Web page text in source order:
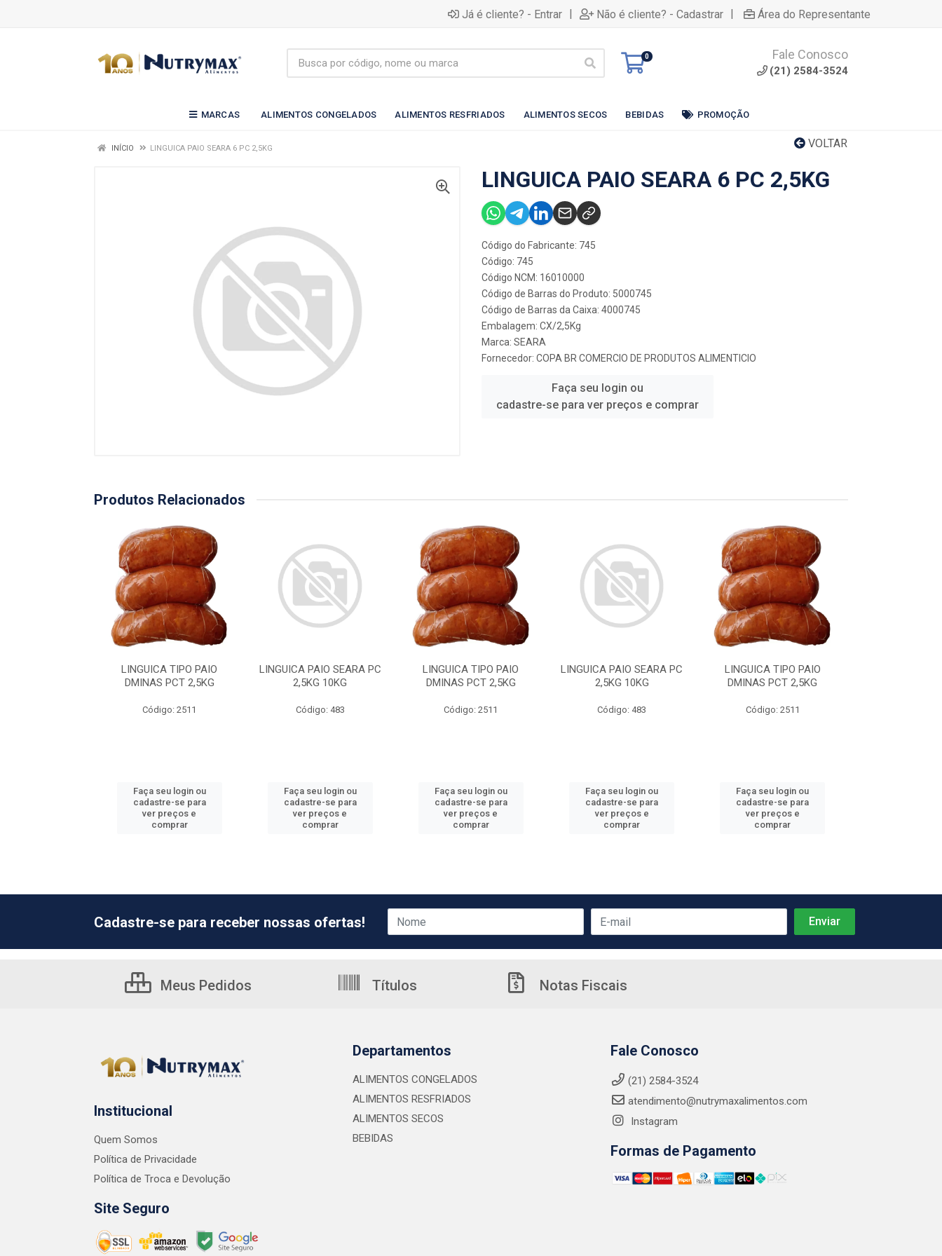
Já é cliente? - Entrar | Não é cliente? - Cadastrar | Área do Representante
0 Fale Conosco
(21) 2584-3524
MARCAS ALIMENTOS CONGELADOS ALIMENTOS RESFRIADOS ALIMENTOS SECOS BEBIDAS PROMOÇÃO
VOLTAR
INÍCIO LINGUICA PAIO SEARA 6 PC 2,5KG
LINGUICA PAIO SEARA 6 PC 2,5KG
Código do Fabricante: 745
Código: 745
Código NCM: 16010000
Código de Barras do Produto: 5000745
Código de Barras da Caixa: 4000745
Embalagem: CX/2,5Kg
Marca: SEARA
Fornecedor: COPA BR COMERCIO DE PRODUTOS ALIMENTICIO
Faça seu login ou
cadastre-se para ver preços e comprar
Produtos Relacionados
LINGUICA TIPO PAIO
DMINAS PCT 2,5KG
Código: 2511
Faça seu login ou
cadastre-se para
ver preços e
comprar
LINGUICA PAIO SEARA PC
2,5KG 10KG
Código: 483
Faça seu login ou
cadastre-se para
ver preços e
comprar
LINGUICA TIPO PAIO
DMINAS PCT 2,5KG
Código: 2511
Faça seu login ou
cadastre-se para
ver preços e
comprar
LINGUICA PAIO SEARA PC
2,5KG 10KG
Código: 483
Faça seu login ou
cadastre-se para
ver preços e
comprar
LINGUICA TIPO PAIO
DMINAS PCT 2,5KG
Código: 2511
Faça seu login ou
cadastre-se para
ver preços e
comprar
Cadastre-se para receber nossas ofertas!
Meus Pedidos Títulos Notas Fiscais
Institucional
Quem Somos
Política de Privacidade
Política de Troca e Devolução
Site Seguro
Departamentos
ALIMENTOS CONGELADOS
ALIMENTOS RESFRIADOS
ALIMENTOS SECOS
BEBIDAS
Fale Conosco
(21) 2584-3524
atendimento@nutrymaxalimentos.com
Instagram
Formas de Pagamento